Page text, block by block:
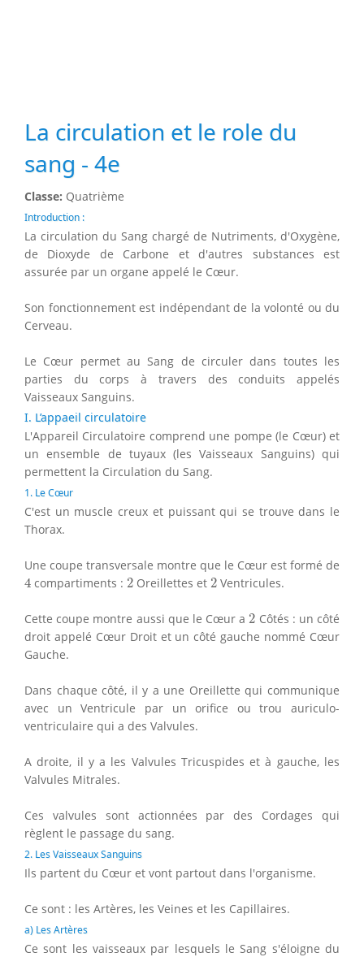
La circulation et le role du
sang - 4e
Classe: Quatrième
Introduction :
La circulation du Sang chargé de Nutriments, d'Oxygène,
de Dioxyde de Carbone et d'autres substances est
assurée par un organe appelé le Cœur.
Son fonctionnement est indépendant de la volonté ou du
Cerveau.
Le Cœur permet au Sang de circuler dans toutes les
parties du corps à travers des conduits appelés
Vaisseaux Sanguins.
I. L’appaeil circulatoire
L'Appareil Circulatoire comprend une pompe (le Cœur) et
un ensemble de tuyaux (les Vaisseaux Sanguins) qui
permettent la Circulation du Sang.
1. Le Cœur
C'est un muscle creux et puissant qui se trouve dans le
Thorax.
Une coupe transversale montre que le Cœur est formé de
4
4 compartiments : 2
2 Oreillettes et 2
2 Ventricules.
Cette coupe montre aussi que le Cœur a 2
2 Côtés : un côté
droit appelé Cœur Droit et un côté gauche nommé Cœur
Gauche.
Dans chaque côté, il y a une Oreillette qui communique
avec un Ventricule par un orifice ou trou auriculo-
ventriculaire qui a des Valvules.
A droite, il y a les Valvules Tricuspides et à gauche, les
Valvules Mitrales.
Ces valvules sont actionnées par des Cordages qui
règlent le passage du sang.
2. Les Vaisseaux Sanguins
Ils partent du Cœur et vont partout dans l'organisme.
Ce sont : les Artères, les Veines et les Capillaires.
a) Les Artères
Ce sont les vaisseaux par lesquels le Sang s'éloigne du